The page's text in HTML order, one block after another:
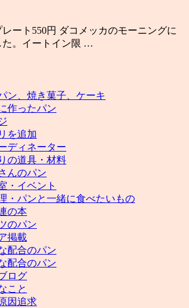
ート550円 ダコメッカのモーニングに
た。イートイン限 …
ン、焼き菓子、ケーキ
作ったパン
を追加
ディネーター
の道具・材料
んのパン
・イベント
・パンと一緒に食べたいもの
の本
のパン
掲載
配合のパン
配合のパン
ログ
こと
因追求